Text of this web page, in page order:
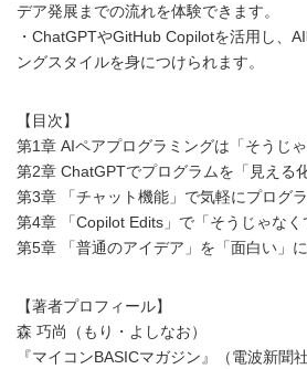
デア発展までの流れを体験できます。
・ChatGPTやGitHub Copilotを活用し、
ングスタイルを身につけられます。
【目次】
第1章 AIペアプログラミングは「そうじ
第2章 ChatGPTでプログラムを「見える
第3章 「チャット機能」で気軽にプログ
第4章 「Copilot Edits」で「そうじゃなく
第5章 「普通のアイデア」を「面白い」
【著者プロフィール】
森 巧尚（もり・よしなお）
『マイコンBASICマガジン』（電波新聞